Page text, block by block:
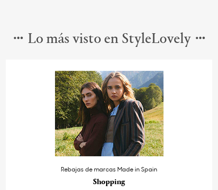
Lo más visto en StyleLovely
Rebajas de marcas Made in Spain
Shopping